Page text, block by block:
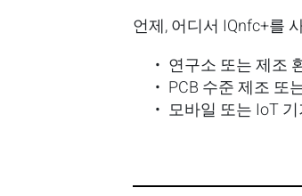
언제,어디서 IQnfc+를
연구소 또는 제조
PCB 수준 제조 또
모바일 또는 IoT 기